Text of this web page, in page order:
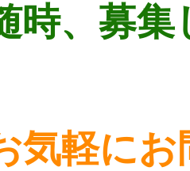
時、募
気軽に